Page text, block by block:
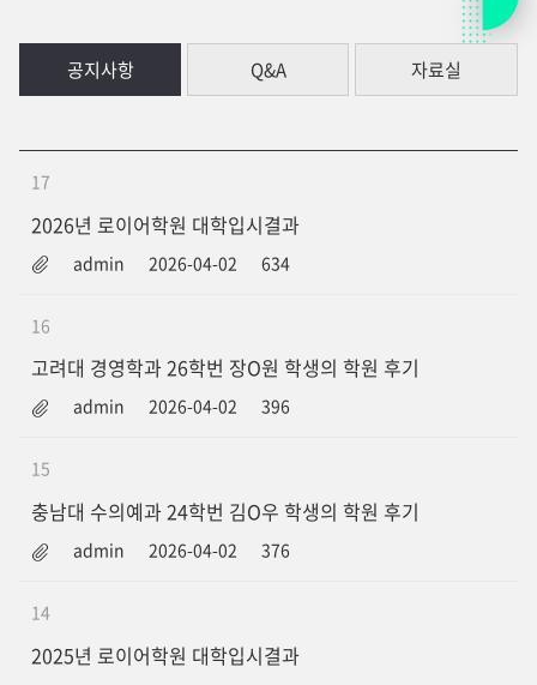
공지사항 Q&A 자료실
17
2026년 로이어학원 대학입시결과
admin 2026-04-02 634
16
고려대 경영학과 26학번 장O원 학생의 학원 후기
admin 2026-04-02 396
15
충남대 수의예과 24학번 김O우 학생의 학원 후기
admin 2026-04-02 376
14
2025년 로이어학원 대학입시결과